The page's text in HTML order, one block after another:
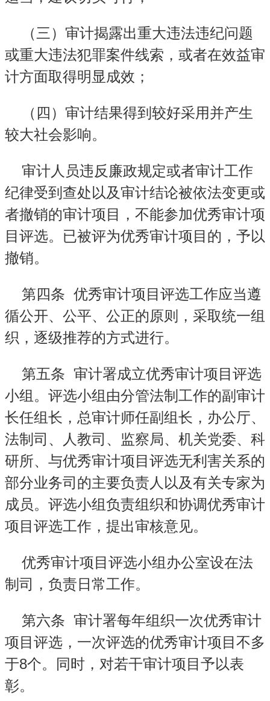
（三）审计揭露出重大违法违纪问题
或重大违法犯罪案件线索，或者在效益审
计方面取得明显成效；
（四）审计结果得到较好采用并产生
较大社会影响。
审计人员违反廉政规定或者审计工作
纪律受到查处以及审计结论被依法变更或
者撤销的审计项目，不能参加优秀审计项
目评选。已被评为优秀审计项目的，予以
撤销。
第四条 优秀审计项目评选工作应当遵
循公开、公平、公正的原则，采取统一组
织，逐级推荐的方式进行。
第五条
审计署成立优秀审计项目评选
小组。评选小组由分管法制工作的副审计
长任组长，总审计师任副组长，办公厅、
法制司、人教司、监察局、机关党委、科
研所、与优秀审计项目评选无利害关系的
部分业务司的主要负责人以及有关专家为
成员。评选小组负责组织和协调优秀审计
项目评选工作，提出审核意见。
优秀审计项目评选小组办公室设在法
制司，负责日常工作。
第六条
审计署每年组织一次优秀审计
项目评选，一次评选的优秀审计项目不多
于8个。同时，对若干审计项目予以表
彰。